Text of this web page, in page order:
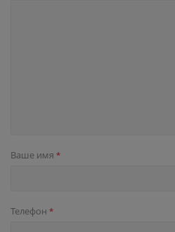
Ваше имя *
Телефон *